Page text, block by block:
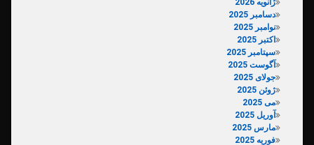
ژانویه 2026
دسامبر 2025
نوامبر 2025
اکتبر 2025
سپتامبر 2025
آگوست 2025
جولای 2025
ژوئن 2025
می 2025
آوریل 2025
مارس 2025
فوریه 2025